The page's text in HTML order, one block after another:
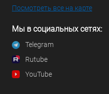
Посмотреть все на карте
Мы в социальных сетях:
Telegram
Rutube
YouTube